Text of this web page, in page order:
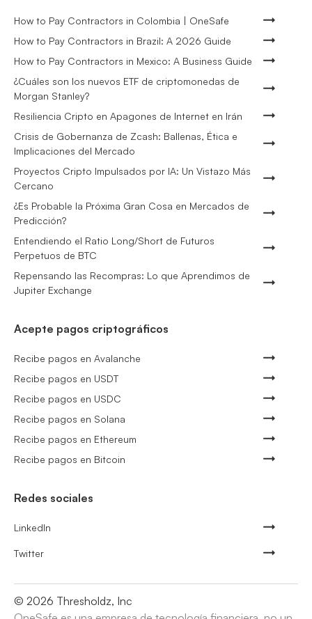
How to Pay Contractors in Colombia | OneSafe
How to Pay Contractors in Brazil: A 2026 Guide
How to Pay Contractors in Mexico: A Business Guide
¿Cuáles son los nuevos ETF de criptomonedas de
Morgan Stanley?
Resiliencia Cripto en Apagones de Internet en Irán
Crisis de Gobernanza de Zcash: Ballenas, Ética e
Implicaciones del Mercado
Proyectos Cripto Impulsados por IA: Un Vistazo Más
Cercano
¿Es Probable la Próxima Gran Cosa en Mercados de
Predicción?
Entendiendo el Ratio Long/Short de Futuros
Perpetuos de BTC
Repensando las Recompras: Lo que Aprendimos de
Jupiter Exchange
Acepte pagos criptográficos
Recibe pagos en Avalanche
Recibe pagos en USDT
Recibe pagos en USDC
Recibe pagos en Solana
Recibe pagos en Ethereum
Recibe pagos en Bitcoin
Redes sociales
LinkedIn
Twitter
© 2026 Thresholdz, Inc